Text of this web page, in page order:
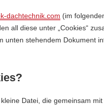
dachtechnik.com (im
all diese unter „Cookies“
unten stehendem Dokument
Datei, die gemeinsam